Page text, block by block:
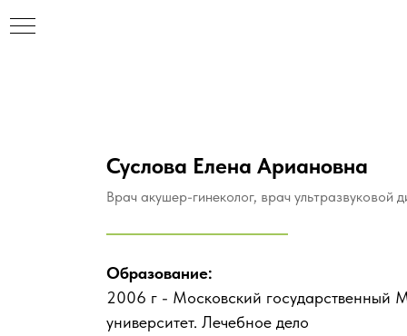
Суслова Елена Ариановна
Врач акушер-гинеколог, врач ультразвуковой
Образование:
2006 г - Московский государственный
университет. Лечебное дело